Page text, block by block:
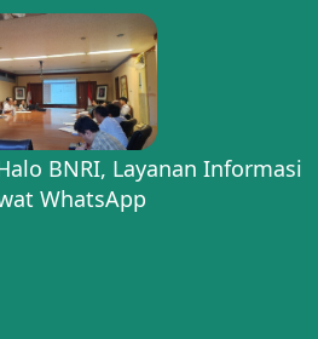
BNRI, Layanan Informasi
WhatsApp